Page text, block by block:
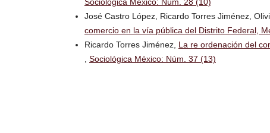
José Castro López, Ricardo Torres Jiménez,
comercio en la vía pública del Distrito Federal,
Ricardo Torres Jiménez, La re ordenación del
Sociológica México: Núm. 37 (13)